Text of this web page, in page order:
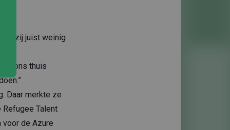
zij juist weinig
bij ons thuis
Daar merkte ze
Talent
de Azure